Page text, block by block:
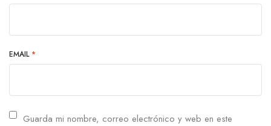
EMAIL *
Guarda mi nombre, correo electrónico y web en este